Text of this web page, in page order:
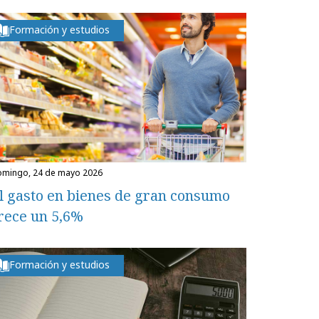
Formación y estudios
24 de mayo 2026
gasto en bienes de gran consumo
un 5,6%
Formación y estudios